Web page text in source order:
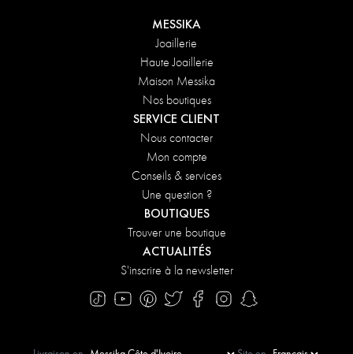
MESSIKA
Joaillerie
Haute Joaillerie
Maison Messika
Nos boutiques
SERVICE CLIENT
Nous contacter
Mon compte
Conseils & services
Une question ?
BOUTIQUES
Trouver une boutique
ACTUALITÉS
S'inscrire à la newsletter